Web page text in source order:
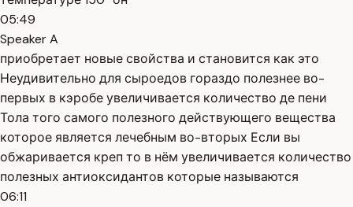
05:49
Speaker A
приобретает новые свойства и становится как это
Неудивительно для сыроедов гораздо полезнее во-
первых в кэробе увеличивается количество де пени
Тола того самого полезного действующего вещества
которое является лечебным во-вторых Если вы
обжаривается креп то в нём увеличивается количество
полезных антиоксидантов которые называются
06:11